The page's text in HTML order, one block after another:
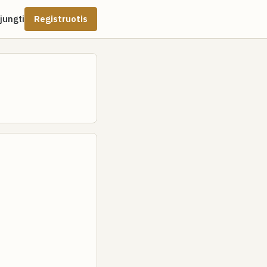
Registruotis